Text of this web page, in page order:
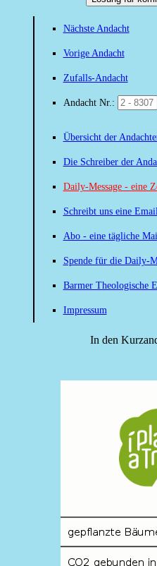
Nächste Andacht
Vorige Andacht
Zufalls-Andacht
Andacht Nr.:
Übersicht der
Die Schreiber der
Daily-Message - eine
Schreibt uns eine
Abo - eine tägliche
Spende für die Daily-
Barmer Theologische
Impressum
In den